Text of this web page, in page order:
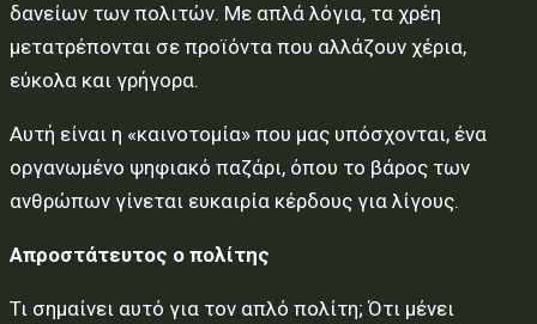
δανείων των πολιτών. Με απλά λόγια, τα χρέη
µετατρέπονται σε προϊόντα που αλλάζουν χέρια,
εύκολα και γρήγορα.
Αυτή είναι η «καινοτοµία» που µας υπόσχονται, ένα
οργανωµένο ψηφιακό παζάρι, όπου το βάρος των
ανθρώπων γίνεται ευκαιρία κέρδους για λίγους.
Απροστάτευτος ο πολίτης
Τι σηµαίνει αυτό για τον απλό πολίτη; Ότι µένει